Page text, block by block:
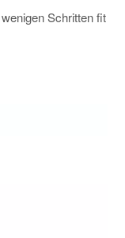
Schritten fit